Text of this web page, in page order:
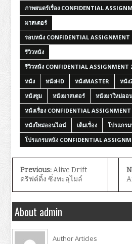
ภาพยนตร์เรื่อง CONFIDENTIAL
มาสเตอร์
รอบหนัง CONFIDENTIAL
รีวิวหนัง
รีวิวหนัง CONFIDENTIAL
หนัง
หนังHD หนังMASTER หนัง
หนังซูม
หนังมาสเตอร์
หนังมาใหม่ออ
หนังเรื่อง CONFIDENTIAL ASSIGNMENT
หนังใหม่ออนไลน์
เต็มเรื่อง
โปรแกร
โปรแกรมหนัง CONFIDENTIAL
Previous:Alive Drift
ดริฟต์ติ้ง ซิ่งทะลุไมล์
About admin
Author Articles